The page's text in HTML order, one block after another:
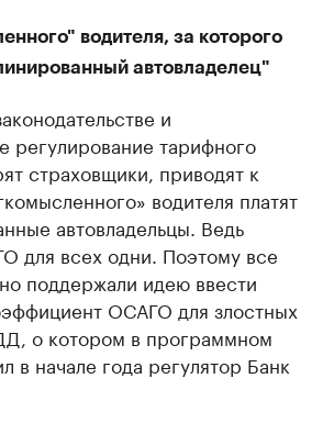
водителя, за которого
автовладелец"
и
регулирование тарифного
страховщики, приводят к
водителя платят
автовладельцы. Ведь
для всех одни. Поэтому все
поддержали идею ввести
ОСАГО для злостных
о котором в программном
в начале года регулятор Банк